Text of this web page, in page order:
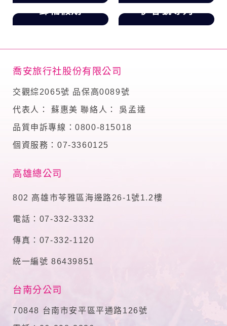
郵輪假期
伊春號專列
喬安旅行社股份有限公司
交觀綜2065號 品保高0089號
代表人： 蘇惠美 聯絡人： 吳孟達
品質申訴專線：0800-815018
個資服務：07-3360125
高雄總公司
802 高雄市苓雅區海邊路26-1號1.2樓
電話：07-332-3332
傳真：07-332-1120
統一編號 86439851
台南分公司
70848 台南市安平區平通路126號